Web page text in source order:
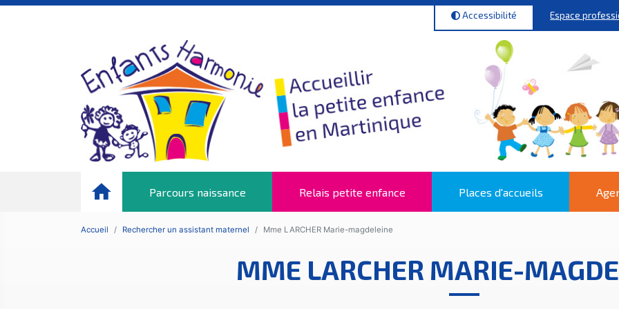
Accessibilité Espace
home Parcours naissance Relais petite enfance Places d'accueils
Accueil Rechercher un assistant maternel Mme LARCHER Marie-magdeleine
MME LARCHER MARIE-
Panneau de gestion des cookies